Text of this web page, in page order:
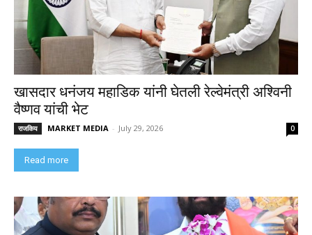
खासदार धनंजय महाडिक यांनी घेतली रेल्वेमंत्री अश्विनी
वैष्णव यांची भेट
राजकिय MARKET MEDIA - July 29, 2026 0
Read more